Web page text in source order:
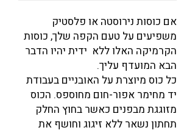
אם כוסות נירוסטה או פלסטיק
משפיעים על טעם הקפה שלך, כוסות
הקרמיקה האלו ללא ידית יהיו הדבר
הבא המועדף עליך.
כל כוס מיוצרת על האובניים בעבודת
יד מחימר אפור-חום מחוספס. הכוס
מזוגגת מבפנים כאשר בחוץ החלק
תחתון נשאר ללא זיגוג וחושף את